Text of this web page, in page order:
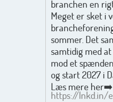
branchen en
Meget er sket i
sommer. Det
samtidig med
mod et
og start 2027 i
Læs mere her➡️
https://lnkd.in/